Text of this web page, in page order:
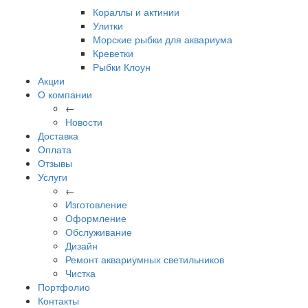
Кораллы и актинии
Улитки
Морские рыбки для аквариума
Креветки
Рыбки Клоун
Акции
О компании
←
Новости
Доставка
Оплата
Отзывы
Услуги
←
Изготовление
Оформление
Обслуживание
Дизайн
Ремонт аквариумных светильников
Чистка
Портфолио
Контакты